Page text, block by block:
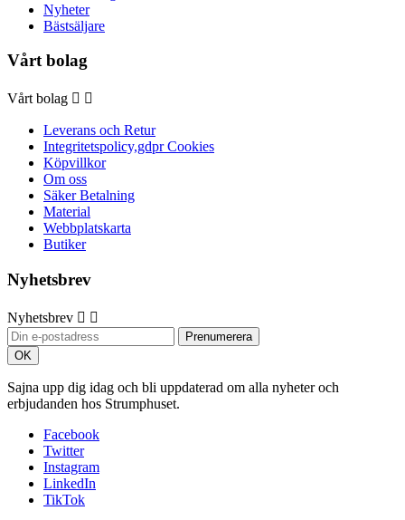
Nyheter
Bästsäljare
Vårt bolag
Vårt bolag  
Leverans och Retur
Integritetspolicy,gdpr Cookies
Köpvillkor
Om oss
Säker Betalning
Material
Webbplatskarta
Butiker
Nyhetsbrev
Nyhetsbrev  
Sajna upp dig idag och bli uppdaterad om alla nyheter och
erbjudanden hos Strumphuset.
Facebook
Twitter
Instagram
LinkedIn
TikTok